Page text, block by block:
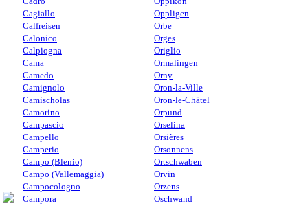
Cagiallo
Calfreisen
Calonico
Calpiogna
Cama
Camedo
Camignolo
Camischolas
Camorino
Campascio
Campello
Camperio
Campo (Blenio)
Campo (Vallemaggia)
Campocologno
Campora
Oppligen
Orbe
Orges
Origlio
Ormalingen
Orny
Oron-la-Ville
Oron-le-Châtel
Orpund
Orselina
Orsières
Orsonnens
Ortschwaben
Orvin
Orzens
Oschwand